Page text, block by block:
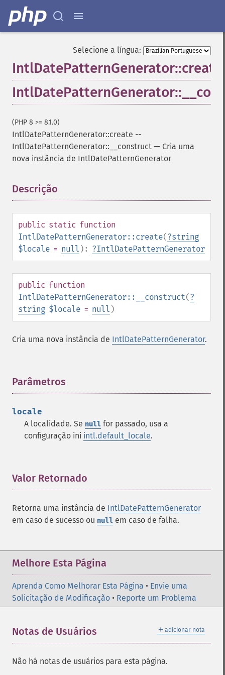
Selecione a língua:
IntlDatePatternGenerator::create
(PHP 8 >= 8.1.0)
IntlDatePatternGenerator::create --
IntlDatePatternGenerator::__construct — Cria uma
nova instância de IntlDatePatternGenerator
Descrição
public static function
IntlDatePatternGenerator::create(?string
$locale = null ): ?IntlDatePatternGenerator
public function
IntlDatePatternGenerator::__construct(?
string $locale = null )
Cria uma nova instância de IntlDatePatternGenerator.
Parâmetros
locale
A localidade. Se null for passado, usa a
configuração ini intl.default_locale.
Valor Retornado
Retorna uma instância de IntlDatePatternGenerator
em caso de sucesso ou null em caso de falha.
Melhore Esta Página
Aprenda Como Melhorar Esta Página • Envie uma
Solicitação de Modificação • Reporte um Problema
＋ adicionar nota
Notas de Usuários
Não há notas de usuários para esta página.